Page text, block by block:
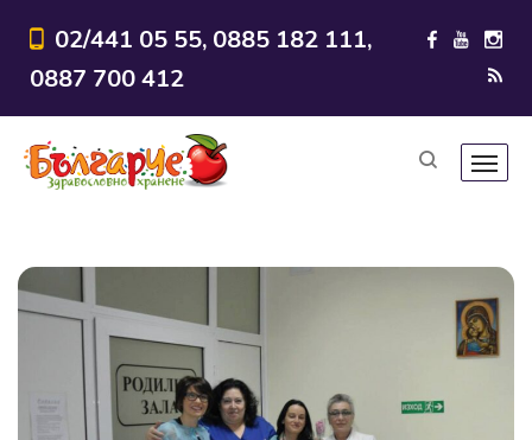
02/441 05 55, 0885 182 111,
0887 700 412